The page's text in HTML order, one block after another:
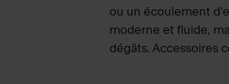
ou un écoulement
moderne et fluide,
dégâts. Accessoires